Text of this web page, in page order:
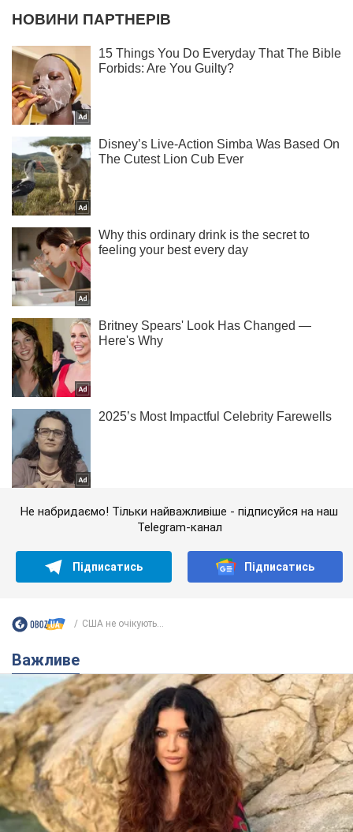
Не набридаємо! Тільки найважливіше - підписуйся на наш
Telegram-канал
Підписатись Підписатись
США не очікують...
Важливе